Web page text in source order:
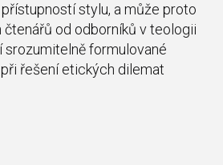
stylu, a může proto
čtenářů od odborníků v teologii
srozumitelně formulované
řešení etických dilemat